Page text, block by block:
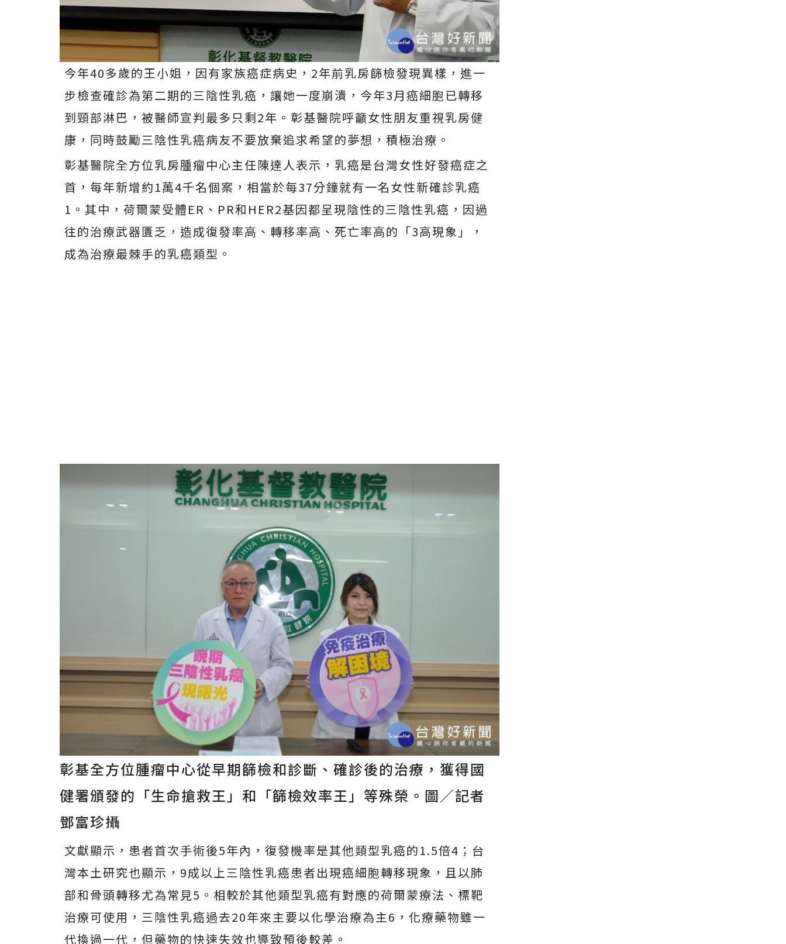
今年40多歲的王小姐，因有家族癌症病史，2年前乳房篩檢發現異樣，進一
步檢查確診為第二期的三陰性乳癌，讓她一度崩潰，今年3月癌細胞已轉移
到頸部淋巴，被醫師宣判最多只剩2年。彰基醫院呼籲女性朋友重視乳房健
康，同時鼓勵三陰性乳癌病友不要放棄追求希望的夢想，積極治療。
彰基醫院全方位乳房腫瘤中心主任陳達人表示，乳癌是台灣女性好發癌症之
首，每年新增約1萬4千名個案，相當於每37分鐘就有一名女性新確診乳癌
1。其中，荷爾蒙受體ER、PR和HER2基因都呈現陰性的三陰性乳癌，因過
往的治療武器匱乏，造成復發率高、轉移率高、死亡率高的「3高現象」，
成為治療最棘手的乳癌類型。
彰基全方位腫瘤中心從早期篩檢和診斷、確診後的治療，獲得國
健署頒發的「生命搶救王」和「篩檢效率王」等殊榮。圖／記者
鄧富珍攝
文獻顯示，患者首次手術後5年內，復發機率是其他類型乳癌的1.5倍4；台
灣本土研究也顯示，9成以上三陰性乳癌患者出現癌細胞轉移現象，且以肺
部和骨頭轉移尤為常見5。相較於其他類型乳癌有對應的荷爾蒙療法、標靶
治療可使用，三陰性乳癌過去20年來主要以化學治療為主6，化療藥物雖一
代換過一代，但藥物的快速失效也導致預後較差。